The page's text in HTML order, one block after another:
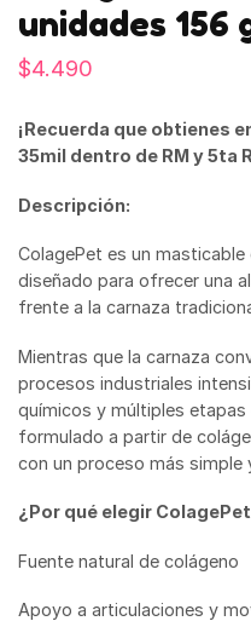
unidades 156
$4.490
¡Recuerda que obtienes
35mil dentro de RM y 5ta
Descripción:
ColagePet es un masticable
diseñado para ofrecer una
frente a la carnaza
Mientras que la carnaza
procesos industriales
químicos y múltiples
formulado a partir de
con un proceso más
¿Por qué elegir
Fuente natural de colágeno
Apoyo a articulaciones y